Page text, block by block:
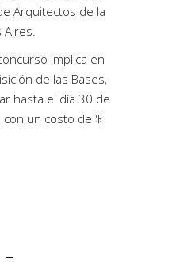
Arquitectos de la
Aires.
implica en
de las Bases,
hasta el día 30 de
un costo de $